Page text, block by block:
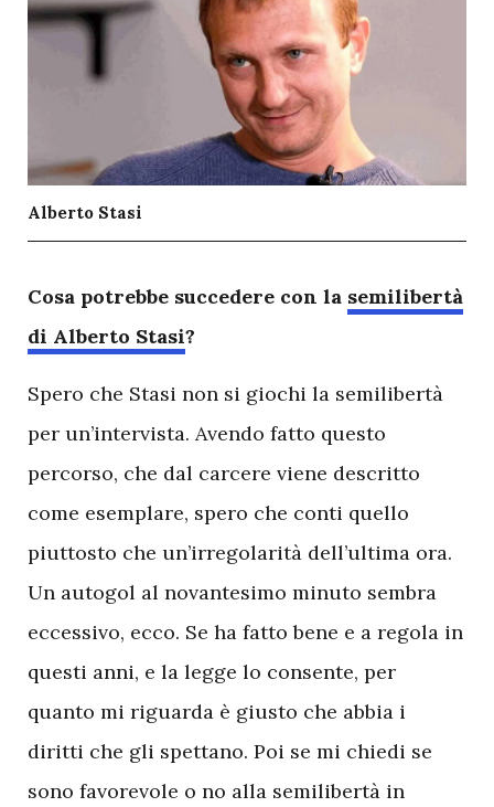
Alberto Stasi
Cosa potrebbe succedere con la semilibertà
di Alberto Stasi?
Spero che Stasi non si giochi la semilibertà
per un’intervista. Avendo fatto questo
percorso, che dal carcere viene descritto
come esemplare, spero che conti quello
piuttosto che un’irregolarità dell’ultima ora.
Un autogol al novantesimo minuto sembra
eccessivo, ecco. Se ha fatto bene e a regola in
questi anni, e la legge lo consente, per
quanto mi riguarda è giusto che abbia i
diritti che gli spettano. Poi se mi chiedi se
sono favorevole o no alla semilibertà in